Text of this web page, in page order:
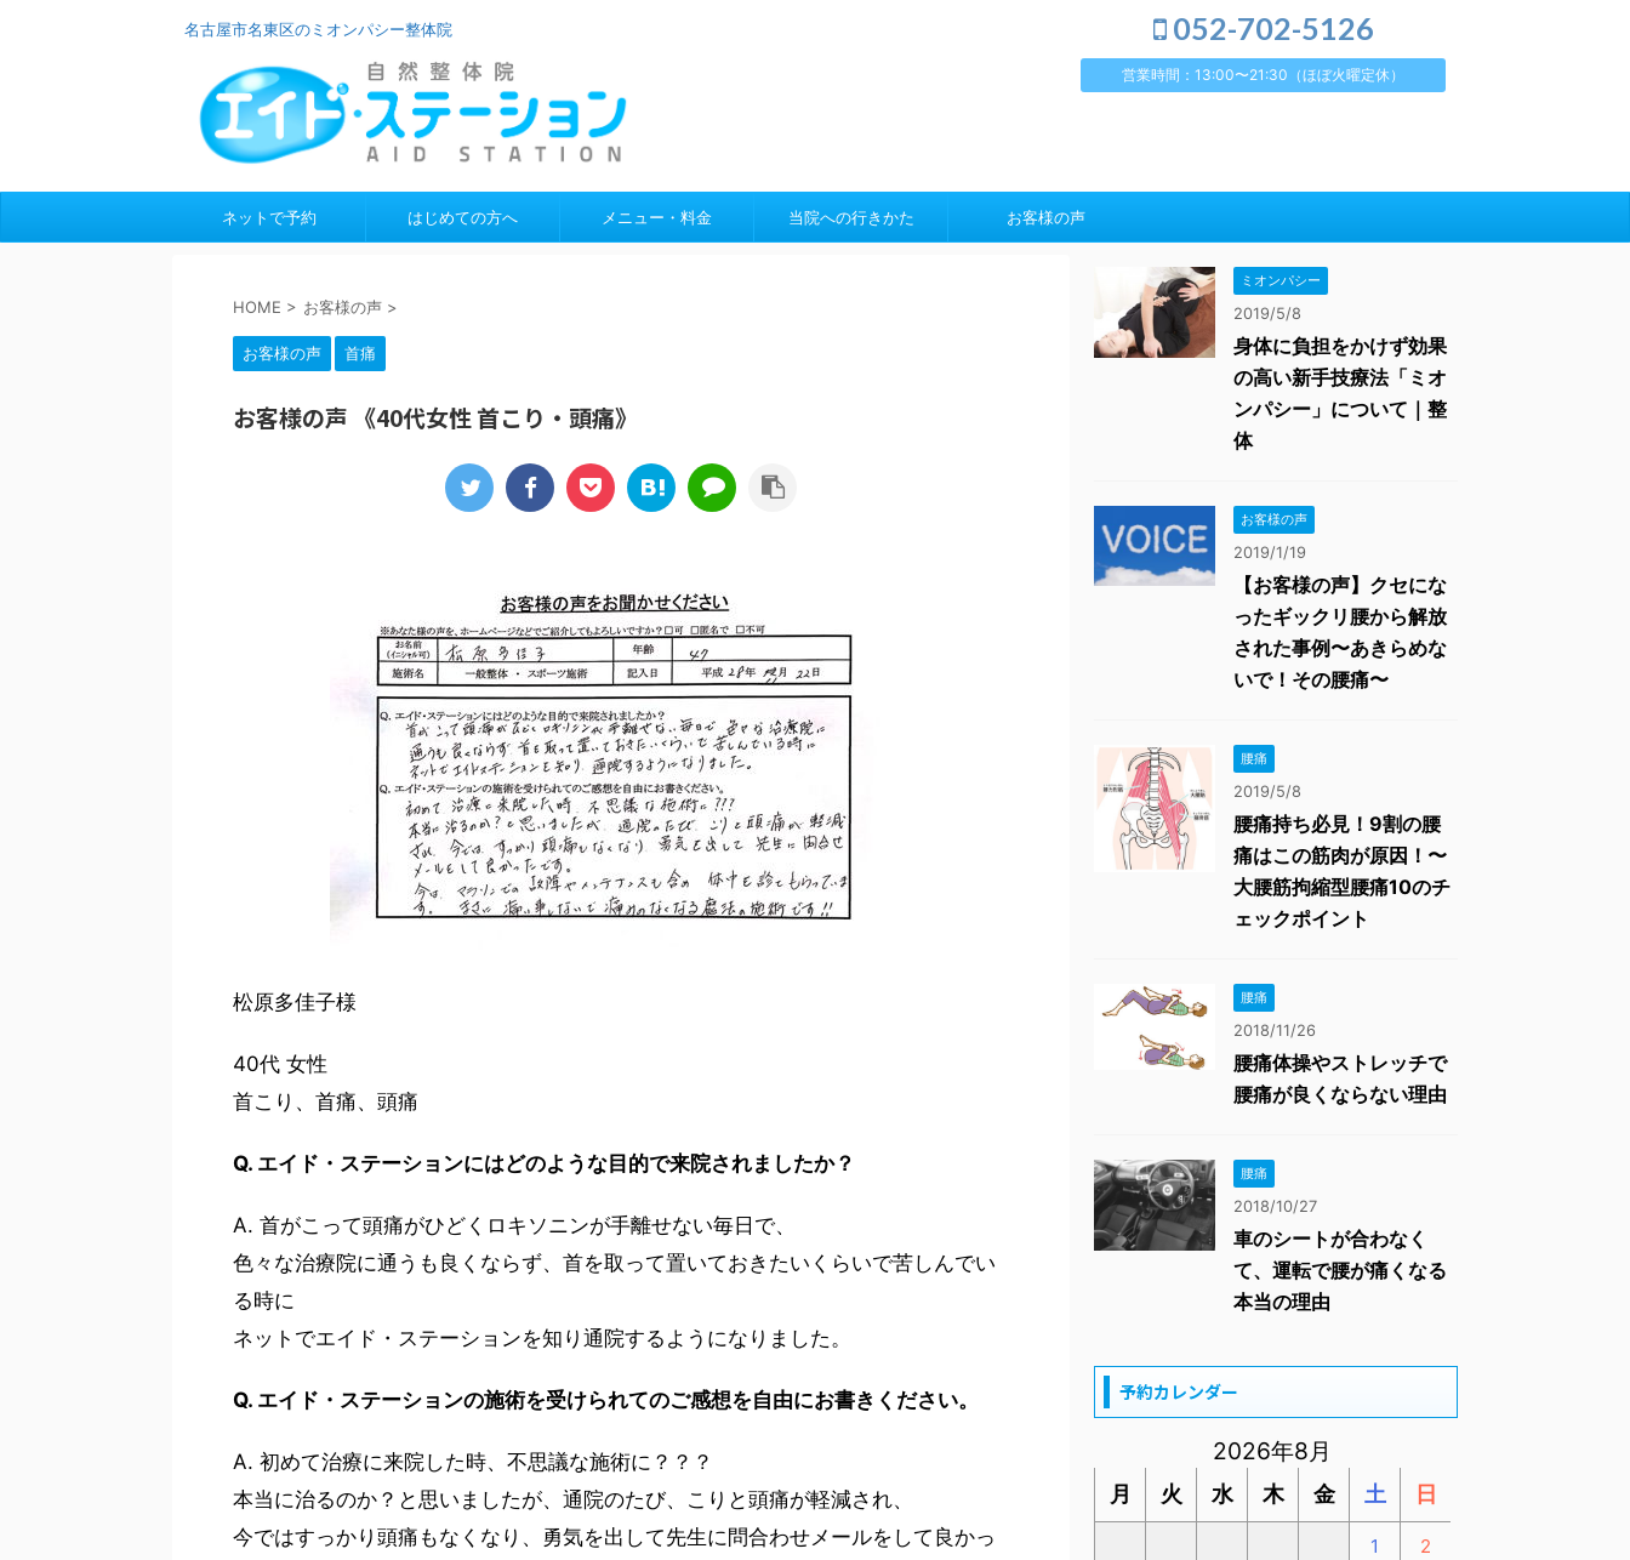
名古屋市名東区のミオンパシー整体院 052-702-5126
営業時間：13:00〜21:30（ほぼ火曜定休）
ネットで予約 はじめての方へ メニュー・料金 当院への行きかた お客様の声
HOME > お客様の声 >
お客様の声 首痛
お客様の声 《40代女性 首こり・頭痛》
松原多佳子様
40代 女性
首こり、首痛、頭痛
Q. エイド・ステーションにはどのような目的で来院されましたか？
A. 首がこって頭痛がひどくロキソニンが手離せない毎日で、
色々な治療院に通うも良くならず、首を取って置いておきたいくらいで苦しんでい
る時に
ネットでエイド・ステーションを知り通院するようになりました。
Q. エイド・ステーションの施術を受けられてのご感想を自由にお書きください。
A. 初めて治療に来院した時、不思議な施術に？？？
本当に治るのか？と思いましたが、通院のたび、こりと頭痛が軽減され、
今ではすっかり頭痛もなくなり、勇気を出して先生に問合わせメールをして良かっ
ミオンパシー
2019/5/8
身体に負担をかけず効果
の高い新手技療法「ミオ
ンパシー」について｜整
体
お客様の声
2019/1/19
【お客様の声】クセにな
ったギックリ腰から解放
された事例〜あきらめな
いで！その腰痛〜
腰痛
2019/5/8
腰痛持ち必見！9割の腰
痛はこの筋肉が原因！〜
大腰筋拘縮型腰痛10のチ
ェックポイント
腰痛
2018/11/26
腰痛体操やストレッチで
腰痛が良くならない理由
腰痛
2018/10/27
車のシートが合わなく
て、運転で腰が痛くなる
本当の理由
予約カレンダー
2026年8月
月 火 水 木 金 土 日
1 2